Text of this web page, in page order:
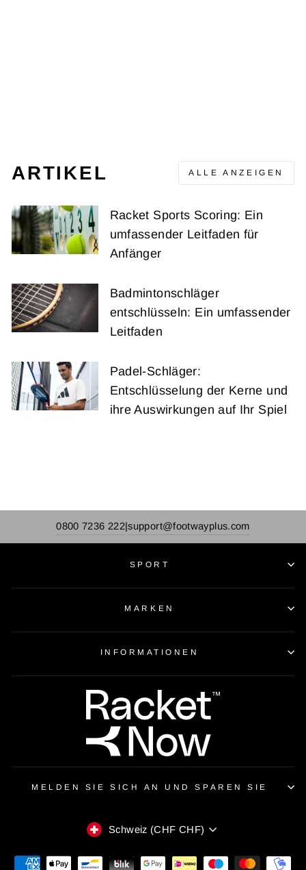
ARTIKEL ALLE ANZEIGEN
Racket Sports Scoring: Ein
umfassender Leitfaden für
Anfänger
Badmintonschläger
entschlüsseln: Ein umfassender
Leitfaden
Padel-Schläger:
Entschlüsselung der Kerne und
ihre Auswirkungen auf Ihr Spiel
0800 7236 222|support@footwayplus.com
SPORT
MARKEN
INFORMATIONEN
MELDEN SIE SICH AN UND SPAREN SIE
WÄHRUNG
Schweiz (CHF CHF)